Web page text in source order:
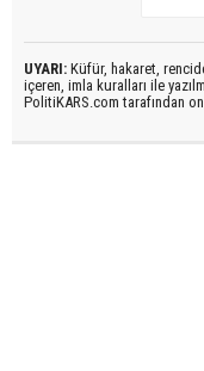
UYARI: Küfür, hakaret,
içeren, imla kuralları ile
PolitiKARS.com tarafından